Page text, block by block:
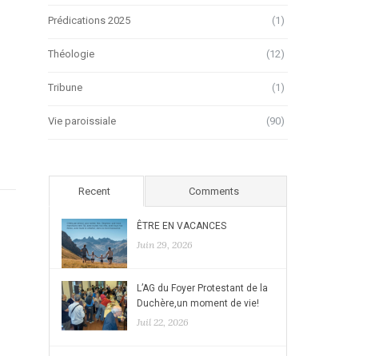
Prédications 2025 (1)
Théologie (12)
Tribune (1)
Vie paroissiale (90)
Recent Comments
ÊTRE EN VACANCES
Juin 29, 2026
L’AG du Foyer Protestant de la
Duchère,un moment de vie!
Juil 22, 2026